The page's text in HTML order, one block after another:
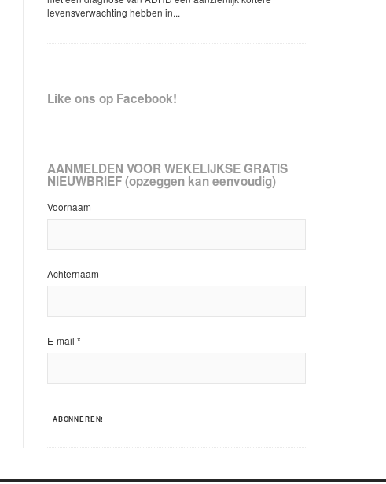
levensverwachting hebben in...
Like ons op Facebook!
AANMELDEN VOOR WEKELIJKSE GRATIS
NIEUWBRIEF (opzeggen kan eenvoudig)
Voornaam
Achternaam
E-mail *